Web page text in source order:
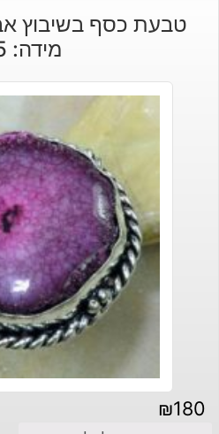
טבעת כסף בשיבוץ
מידה: 7.5
₪180